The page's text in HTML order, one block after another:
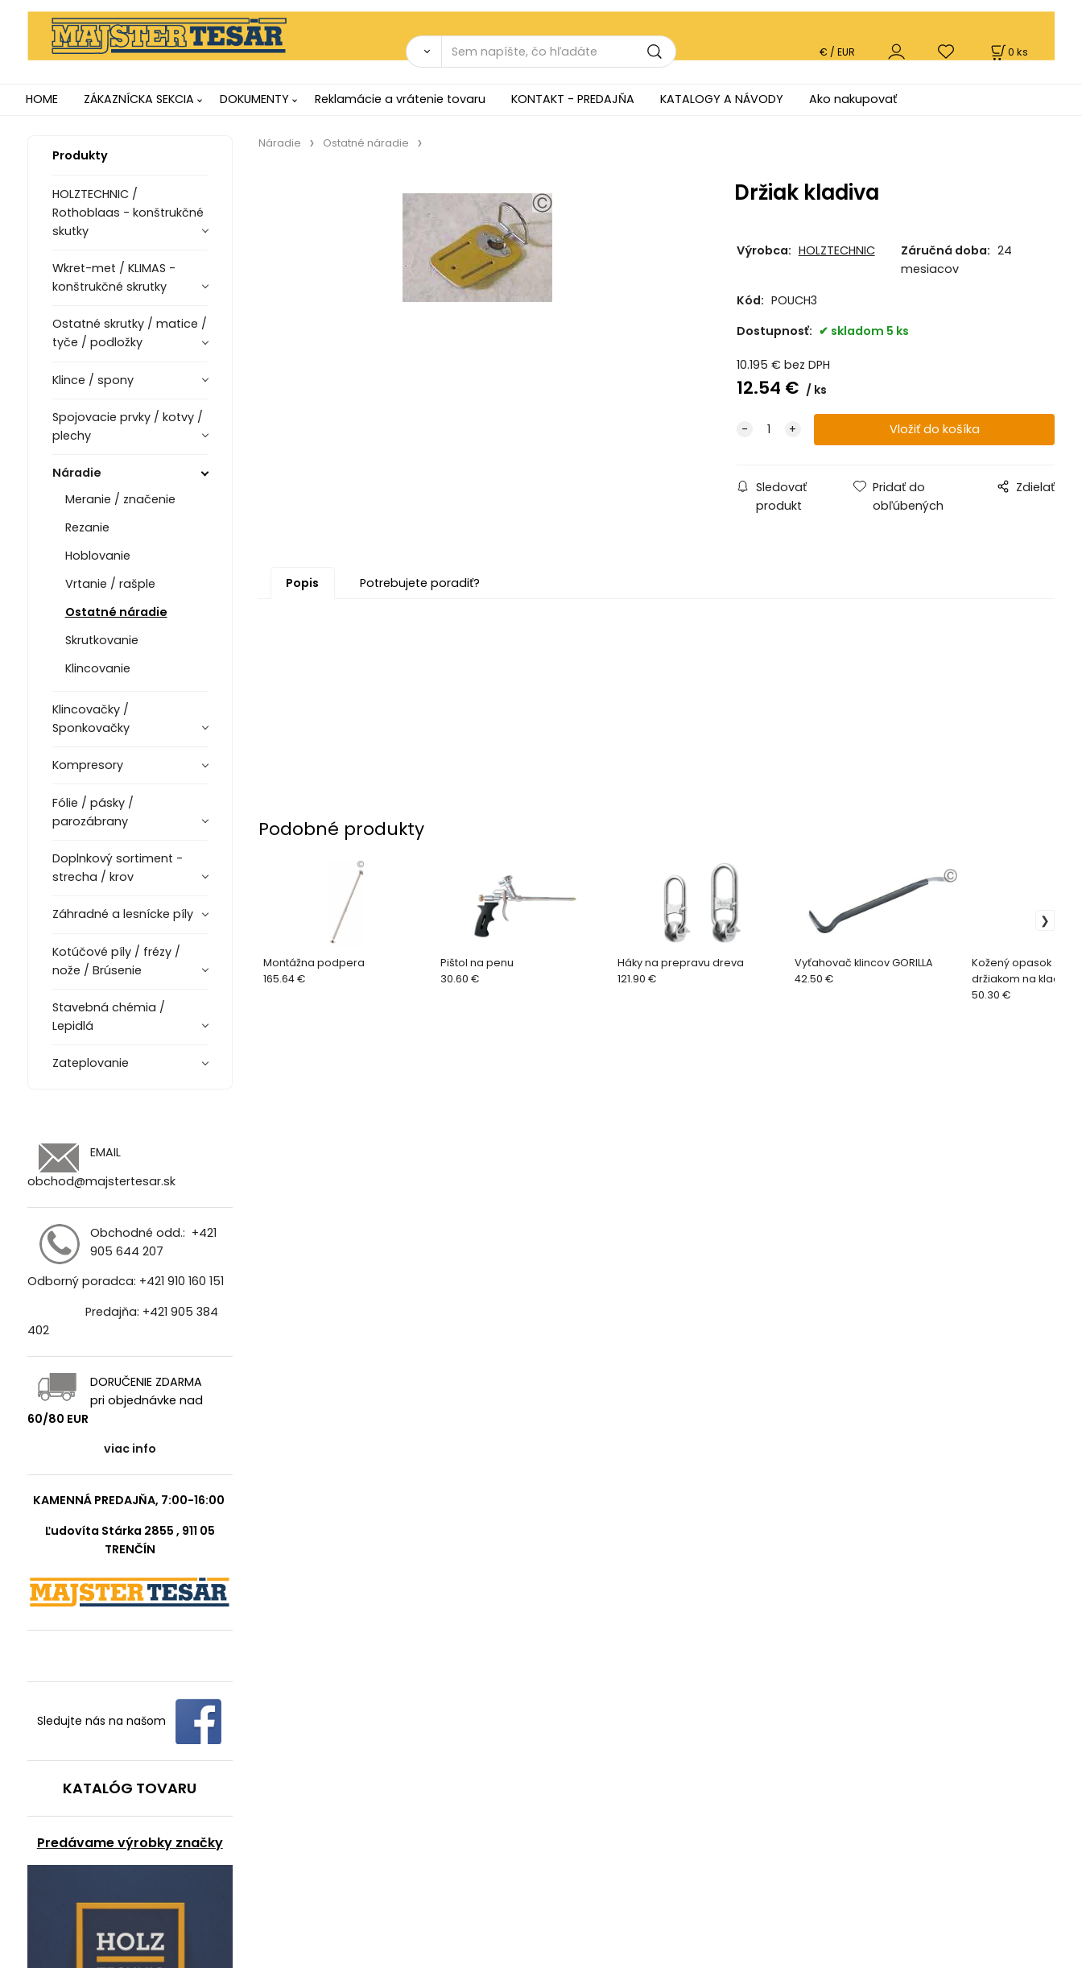
0 ks
€ / EUR
HOME ZÁKAZNÍCKA SEKCIA DOKUMENTY Reklamácie a vrátenie tovaru KONTAKT - PREDAJŇA KATALOGY A NÁVODY Ako nakupovať
Produkty
HOLZTECHNIC /
Rothoblaas - konštrukčné
skutky
Wkret-met / KLIMAS -
konštrukčné skrutky
Ostatné skrutky / matice /
tyče / podložky
Klince / spony
Spojovacie prvky / kotvy /
plechy
Náradie
Meranie / značenie
Rezanie
Hoblovanie
Vrtanie / rašple
Ostatné náradie
Skrutkovanie
Klincovanie
Klincovačky /
Sponkovačky
Kompresory
Fólie / pásky /
parozábrany
Doplnkový sortiment -
strecha / krov
Záhradné a lesnícke píly
Kotúčové píly / frézy /
nože / Brúsenie
Stavebná chémia /
Lepidlá
Zateplovanie
EMAIL
obchod@majstertesar.sk
Obchodné odd.: +421
905 644 207
Odborný poradca: +421 910 160 151
Predajňa: +421 905 384
402
DORUČENIE ZDARMA
pri objednávke nad
60/80 EUR
viac info
KAMENNÁ PREDAJŇA, 7:00-16:00
Ľudovíta Stárka 2855 , 911 05
TRENČÍN
Sledujte nás na našom
KATALÓG TOVARU
Predávame výrobky značky
Náradie Ostatné náradie
Držiak kladiva
Výrobca: HOLZTECHNIC Záručná doba: 24
mesiacov
Kód: POUCH3
Dostupnosť:
skladom 5 ks
10.195 € bez DPH
12.54 € ks
Sledovať
produkt
Pridať do
obľúbených
Zdielať
Popis Potrebujete poradiť?
Podobné produkty
Montážna podpera
165.64 €
Pištol na penu
30.60 €
Háky na prepravu dreva
121.90 €
Vyťahovač klincov GORILLA
42.50 €
Kožený opasok s
držiakom na kladivo
50.30 €